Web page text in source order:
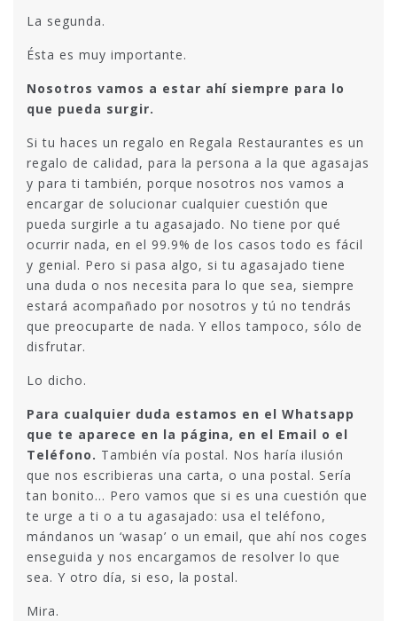
La segunda.
Ésta es muy importante.
Nosotros vamos a estar ahí siempre para lo
que pueda surgir.
Si tu haces un regalo en Regala Restaurantes es un
regalo de calidad, para la persona a la que agasajas
y para ti también, porque nosotros nos vamos a
encargar de solucionar cualquier cuestión que
pueda surgirle a tu agasajado. No tiene por qué
ocurrir nada, en el 99.9% de los casos todo es fácil
y genial. Pero si pasa algo, si tu agasajado tiene
una duda o nos necesita para lo que sea, siempre
estará acompañado por nosotros y tú no tendrás
que preocuparte de nada. Y ellos tampoco, sólo de
disfrutar.
Lo dicho.
Para cualquier duda estamos en el Whatsapp
que te aparece en la página, en el Email o el
Teléfono. También vía postal. Nos haría ilusión
que nos escribieras una carta, o una postal. Sería
tan bonito… Pero vamos que si es una cuestión que
te urge a ti o a tu agasajado: usa el teléfono,
mándanos un ‘wasap’ o un email, que ahí nos coges
enseguida y nos encargamos de resolver lo que
sea. Y otro día, si eso, la postal.
Mira.